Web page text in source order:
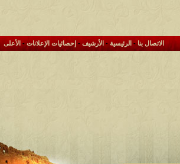
الاتصال بنا- الرئيسية-الأرشيف- إحصائيات الإعلانات- الأعلى